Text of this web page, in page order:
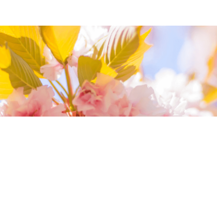
我們相信您值得最好的